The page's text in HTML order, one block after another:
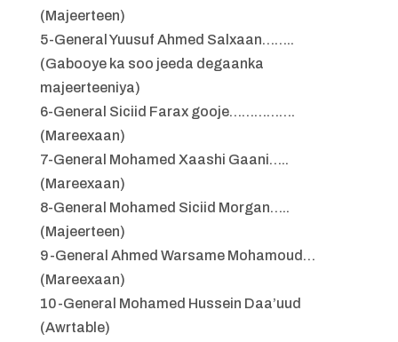
(Majeerteen)
5-General Yuusuf Ahmed Salxaan……..
(Gabooye ka soo jeeda degaanka
majeerteeniya)
6-General Siciid Farax gooje…………….
(Mareexaan)
7-General Mohamed Xaashi Gaani…..
(Mareexaan)
8-General Mohamed Siciid Morgan…..
(Majeerteen)
9-General Ahmed Warsame Mohamoud…
(Mareexaan)
10-General Mohamed Hussein Daa’uud
(Awrtable)